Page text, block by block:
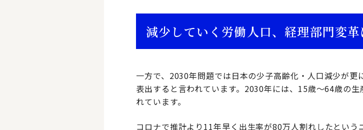
減少していく労働人口、経理部門変
一方で、2030年問題では日本の少子高齢化・人口減少が
表出すると言われています。2030年には、15歳～64歳の
れています。
コロナで推計より11年早く出生率が80万人割れしたという